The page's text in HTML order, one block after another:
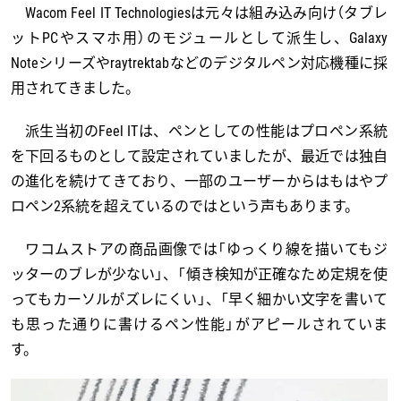
Wacom Feel IT Technologiesは元々は組み込み向け（タブレ
ットPCやスマホ用）のモジュールとして派生し、Galaxy
Noteシリーズやraytrektabなどのデジタルペン対応機種に採
用されてきました。
派生当初のFeel ITは、ペンとしての性能はプロペン系統
を下回るものとして設定されていましたが、最近では独自
の進化を続けてきており、一部のユーザーからはもはやプ
ロペン2系統を超えているのではという声もあります。
ワコムストアの商品画像では「ゆっくり線を描いてもジ
ッターのブレが少ない」、「傾き検知が正確なため定規を使
ってもカーソルがズレにくい」、「早く細かい文字を書いて
も思った通りに書けるペン性能」がアピールされていま
す。